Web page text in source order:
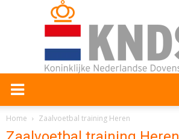
Home Zaalvoetbal training Heren